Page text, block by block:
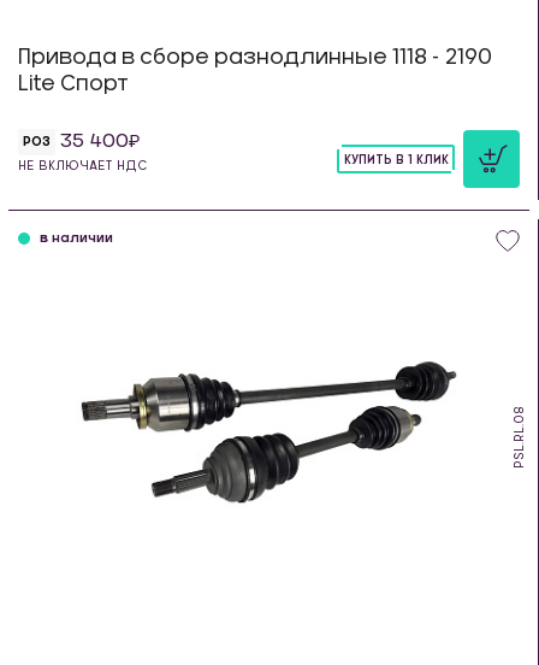
Привода в сборе разнодлинные 1118 - 2190
Lite Спорт
РОЗ 35 400
НЕ ВКЛЮЧАЕТ НДС
КУПИТЬ В 1 КЛИК
PSL.RL.08
в наличии